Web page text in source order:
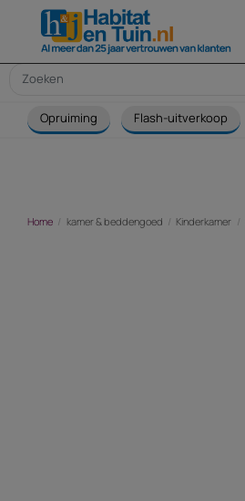
Opruiming Flash-uitverkoop
Home kamer & beddengoed Kinderkamer